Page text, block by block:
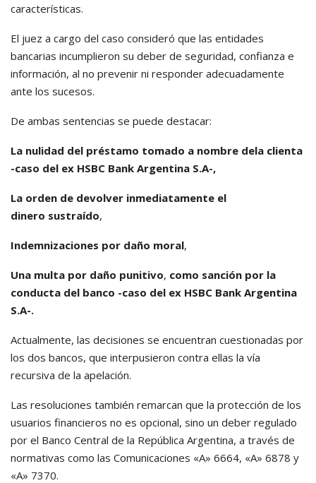
características.
El juez a cargo del caso consideró que las entidades
bancarias incumplieron su deber de seguridad, confianza e
información, al no prevenir ni responder adecuadamente
ante los sucesos.
De ambas sentencias se puede destacar:
La nulidad del préstamo tomado a nombre dela clienta
-caso del ex HSBC Bank Argentina S.A-,
La orden de devolver inmediatamente el
dinero sustraído,
Indemnizaciones por daño moral,
Una multa por daño punitivo, como sanción por la
conducta del banco -caso del ex HSBC Bank Argentina
S.A-.
Actualmente, las decisiones se encuentran cuestionadas por
los dos bancos, que interpusieron contra ellas la vía
recursiva de la apelación.
Las resoluciones también remarcan que la protección de los
usuarios financieros no es opcional, sino un deber regulado
por el Banco Central de la República Argentina, a través de
normativas como las Comunicaciones «A» 6664, «A» 6878 y
«A» 7370.